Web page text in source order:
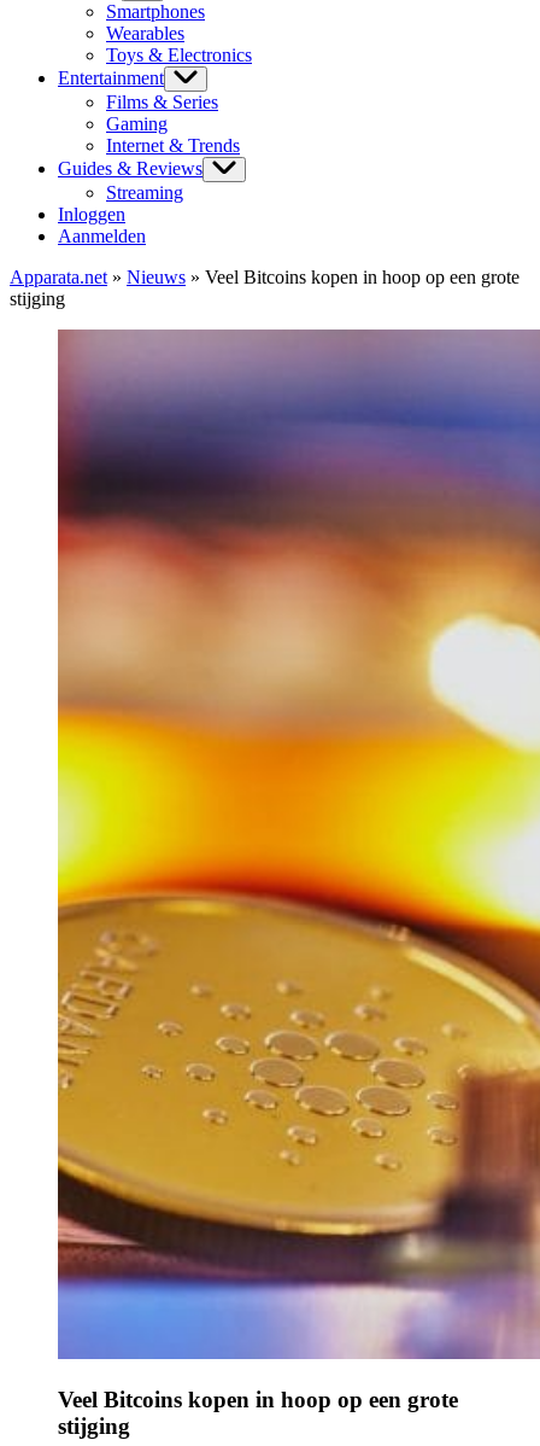
Smartphones
Wearables
Toys & Electronics
Entertainment
Films & Series
Gaming
Internet & Trends
Guides & Reviews
Streaming
Inloggen
Aanmelden
Apparata.net » Nieuws » Veel Bitcoins kopen in hoop op een grote
stijging
Veel Bitcoins kopen in hoop op een grote
stijging